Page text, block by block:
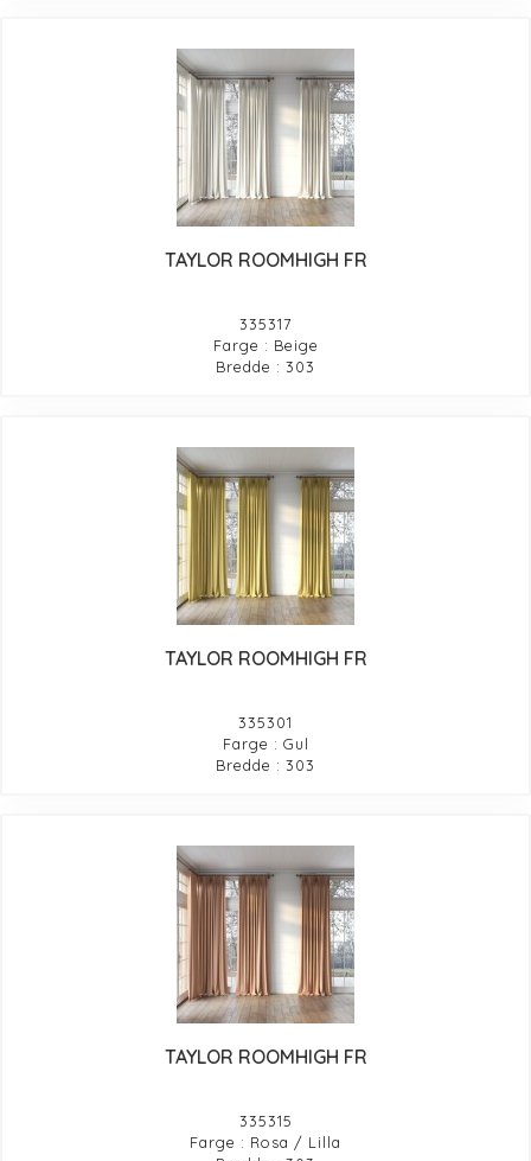
TAYLOR ROOMHIGH FR
335317
Farge : Beige
Bredde : 303
TAYLOR ROOMHIGH FR
335301
Farge : Gul
Bredde : 303
TAYLOR ROOMHIGH FR
335315
Farge : Rosa / Lilla